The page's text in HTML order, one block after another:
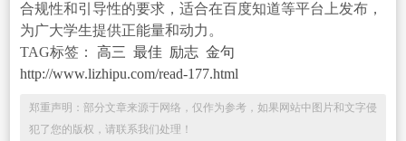
合规性和引导性的要求，适合在百度知道等平台上发布，
为广大学生提供正能量和动力。
TAG标签： 高三 最佳 励志 金句
http://www.lizhipu.com/read-177.html
郑重声明：部分文章来源于网络，仅作为参考，如果网站中图片和文字侵
犯了您的版权，请联系我们处理！